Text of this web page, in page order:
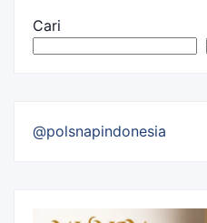
Cari
@polsnapindonesia